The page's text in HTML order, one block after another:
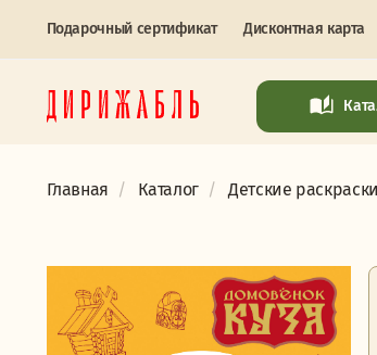
Подарочный сертификат Дисконтная карта
Главная Каталог Детские раскраски